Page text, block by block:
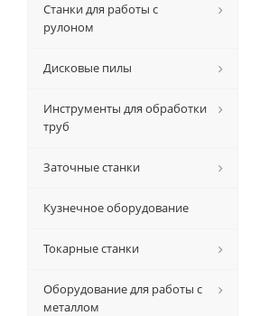
Станки для работы с
рулоном
Дисковые пилы
Инструменты для обработки
труб
Заточные станки
Кузнечное оборудование
Токарные станки
Оборудование для работы с
металлом